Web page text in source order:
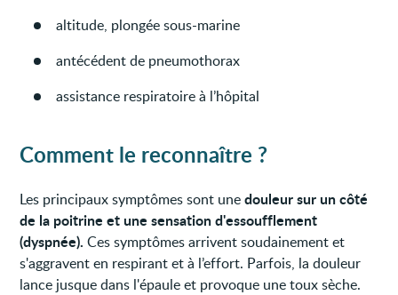
altitude, plongée sous-marine
antécédent de pneumothorax
assistance respiratoire à l’hôpital
Comment le reconnaître ?
Les principaux symptômes sont unedouleur sur un côté
de la poitrine et une sensation d'essoufflement
(dyspnée). Ces symptômes arrivent soudainement et
s'aggravent en respirant et à l’effort. Parfois, la douleur
lance jusque dans l'épaule et provoque une toux sèche.